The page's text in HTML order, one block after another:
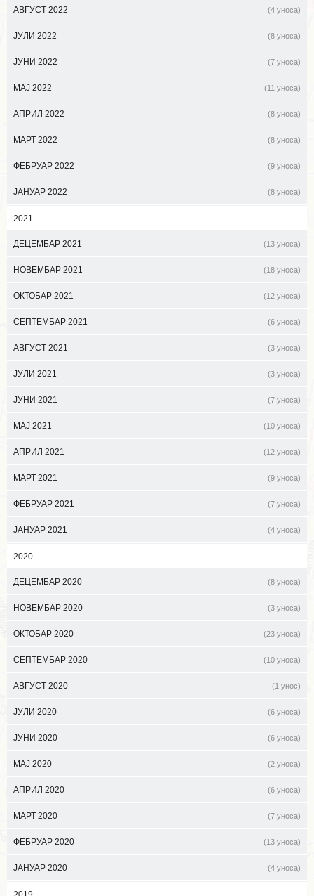
АВГУСТ 2022 (4 уноса)
ЈУЛИ 2022 (8 уноса)
ЈУНИ 2022 (7 уноса)
МАЈ 2022 (11 уноса)
АПРИЛ 2022 (8 уноса)
МАРТ 2022 (8 уноса)
ФЕБРУАР 2022 (9 уноса)
ЈАНУАР 2022 (8 уноса)
2021
ДЕЦЕМБАР 2021 (13 уноса)
НОВЕМБАР 2021 (18 уноса)
ОКТОБАР 2021 (12 уноса)
СЕПТЕМБАР 2021 (6 уноса)
АВГУСТ 2021 (3 уноса)
ЈУЛИ 2021 (3 уноса)
ЈУНИ 2021 (7 уноса)
МАЈ 2021 (10 уноса)
АПРИЛ 2021 (12 уноса)
МАРТ 2021 (9 уноса)
ФЕБРУАР 2021 (7 уноса)
ЈАНУАР 2021 (4 уноса)
2020
ДЕЦЕМБАР 2020 (8 уноса)
НОВЕМБАР 2020 (3 уноса)
ОКТОБАР 2020 (23 уноса)
СЕПТЕМБАР 2020 (10 уноса)
АВГУСТ 2020 (1 унос)
ЈУЛИ 2020 (6 уноса)
ЈУНИ 2020 (6 уноса)
МАЈ 2020 (2 уноса)
АПРИЛ 2020 (6 уноса)
МАРТ 2020 (7 уноса)
ФЕБРУАР 2020 (13 уноса)
ЈАНУАР 2020 (4 уноса)